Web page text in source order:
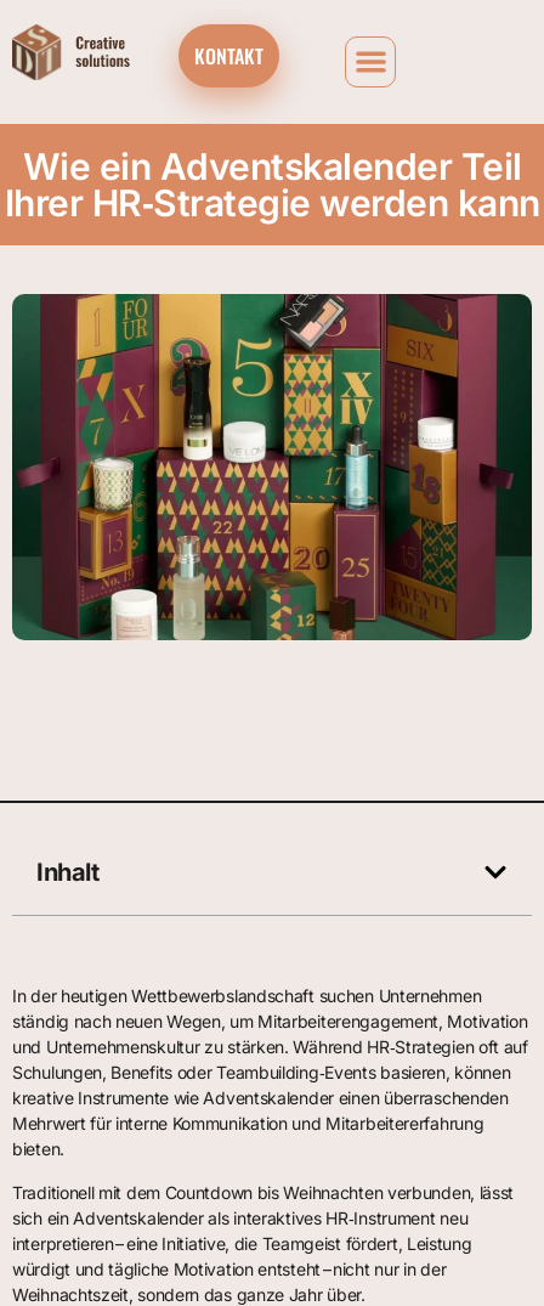
KONTAKT
Wie ein Adventskalender Teil
Ihrer HR‑Strategie werden kann
Inhalt
In der heutigen Wettbewerbslandschaft suchen Unternehmen
ständig nach neuen Wegen, um Mitarbeiterengagement, Motivation
und Unternehmenskultur zu stärken. Während HR‑Strategien oft auf
Schulungen, Benefits oder Teambuilding‑Events basieren, können
kreative Instrumente wie Adventskalender einen überraschenden
Mehrwert für interne Kommunikation und Mitarbeitererfahrung
bieten.
Traditionell mit dem Countdown bis Weihnachten verbunden, lässt
sich ein Adventskalender als interaktives HR‑Instrument neu
interpretieren – eine Initiative, die Teamgeist fördert, Leistung
würdigt und tägliche Motivation entsteht – nicht nur in der
Weihnachtszeit, sondern das ganze Jahr über.